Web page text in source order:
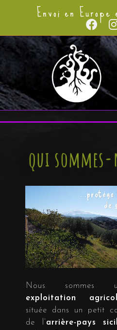
Envoi en
qui
Nous
exploitation
située dans un petit
de l’arrière-pays